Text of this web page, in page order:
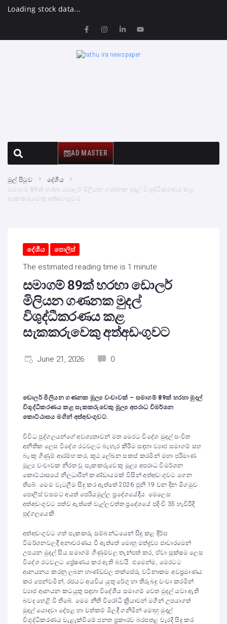
Loading stock data...
AD MASTER
මුල් පිටුව
දේශීය
සමාගම් 89ක් හරහා ඩොලර් මිලියන ගණනක මුදල් විශුද්ධීකරණය කළ
සැකකරුවෙකු අත්අඩංගුවට
දේශීය පොලිස්
The estimated reading time is 1 minute
සමාගම් 89ක් හරහා ඩොලර්
මිලියන ගණනක මුදල්
විශුද්ධීකරණය කළ
සැකකරුවෙකු අත්අඩංගුවට
June 21, 2026 0
ඩොලර් මිලියන ගණනක මූල්‍ය වංචාවක් – සමාගම් 89ක් හරහා මුදල්
විශුද්ධීකරණය කළ සැකකරුවෙකු මූල්‍ය අපරාධ විමර්ශන
කොට්ඨාසය මගින් අත්අඩංගුවට.
විවිධ පුද්ගලයන්ගේ අවශ්‍යතාවන් මත මෙරට විදේශ මුදල් සංචිත
අනීතික ලෙස විදේශ රටවලට බැහැර කිරීම සඳහා ව්‍යාජ සමාගම් සහ
බැංකු ගිණුම් ආරම්භ කර, කූඨ ලේඛන සකස් කරමින් මහා පරිමාණ
මූල්‍ය වංචාවක නිරත වූ සැකකරුවෙකු මූල්‍ය අපරාධ විමර්ශන
කොට්ඨාසයේ නිලධාරීන් කණ්ඩායමක් විසින් අත්අඩංගුවට ගෙන
තිබේ. මෙම වැටලීම සිදු කර ඇත්තේ 2026 ජූනි 19 වන දින මීගමුව
පොලිස් වසමට අයත් පෙරියමුල්ල ප්‍රදේශයේදීය. මෙලෙස
අත්අඩංගුවට පත්ව ඇත්තේ වැල්ලවත්ත ප්‍රදේශයේ පදිංචි 35 හැවිරිදි
පුද්ගලයෙකි.
අත්අඩංගුවට ගත් සැකකරු සම්බන්ධයෙන් සිදු කළ දීර්ඝ
විමර්ශනවලදී අනාවරණය වී ඇත්තේ මොහු මත්ද්‍රව්‍ය ජාවාරමෙන්
උපයන මුදල් සිය සමාගම් ගිණුම්වල තැන්පත් කර, ඒවා සූක්ෂම ලෙස
විදේශ රටවලට ප්‍රේෂණය කර ඇති බවයි. එමෙන්ම, මෙරටට
ආනයනය කරනු ලබන භාණ්ඩවල තක්සේරු වටිනාකම අවප්‍රමාණය
කර පෙන්වමින්, රජයට අයවිය යුතු රේගු හා තීරුබදු වංචා කරමින්
ව්‍යාජ ආනයන කටයුතු සඳහා විදේශීය සමාගම් වෙත මුදල් යවා ඇති
බවද හෙළි වී තිබේ. මෙම නීති විරෝධී ක්‍රියාවන් මගින් උපයාගත්
මුදල් යොදවා දේපළ හා වත්කම් මිලදී ගනිමින් මොහු මුදල්
විශුද්ධීකරණය වැළැක්වීමේ පනත ප්‍රකාරව බරපතළ වැරදි සිදු කර